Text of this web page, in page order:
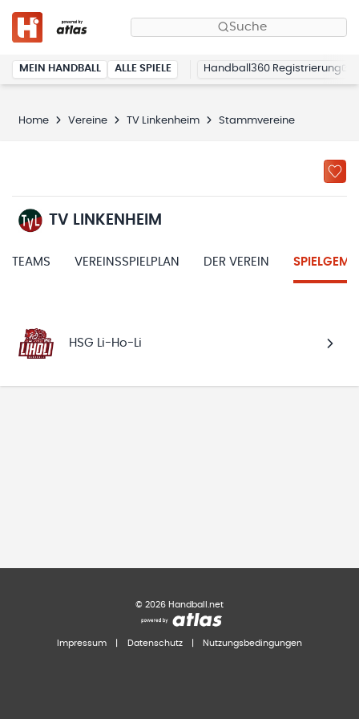
Suche
MEIN HANDBALL ALLE SPIELE Handball360 Registrierung
Home Vereine TV Linkenheim Stammvereine
TV LINKENHEIM
TEAMS VEREINSSPIELPLAN DER VEREIN
HSG Li-Ho-Li
© 2026 Handball.net
Impressum Datenschutz Nutzungsbedingungen